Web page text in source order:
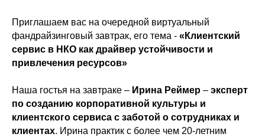
Приглашаем вас на очередной виртуальный
фандрайзинговый завтрак, его тема - «Клиентский
сервис в НКО как драйвер устойчивости и
привлечения ресурсов»
Наша гостья на завтраке – Ирина Реймер – эксперт
по созданию корпоративной культуры и
клиентского сервиса с заботой о сотрудниках и
клиентах. Ирина практик с более чем 20-летним